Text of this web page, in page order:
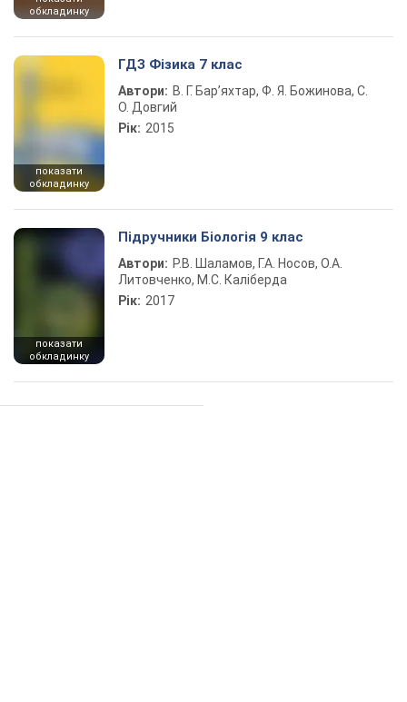
обкладинку
показати
обкладинку
ГДЗ Фізика 7 клас
Автори: В. Г. Бар’яхтар, Ф. Я. Божинова, С.
О. Довгий
Рік: 2015
показати
обкладинку
Підручники Біологія 9 клас
Автори: Р.В. Шаламов, Г.А. Носов, О.А.
Литовченко, М.С. Каліберда
Рік: 2017